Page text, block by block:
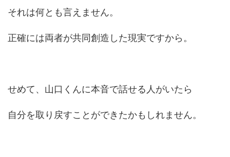
それは何とも言えません。
正確には両者が共同創造した現実ですから。
せめて、山口くんに本音で話せる人がいたら
自分を取り戻すことができたかもしれません。